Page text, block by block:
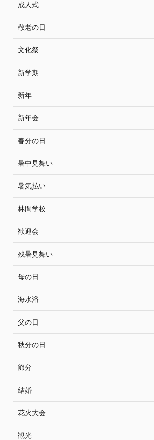
成人式
敬老の日
文化祭
新学期
新年
新年会
春分の日
暑中見舞い
暑気払い
林間学校
歓迎会
残暑見舞い
母の日
海水浴
父の日
秋分の日
節分
結婚
花火大会
観光